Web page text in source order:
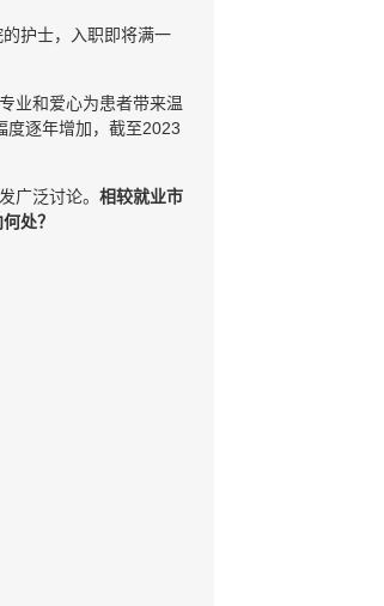
护士，入职即将满一
业和爱心为患者带来温
度逐年增加，截至2023
广泛讨论。 相较就业市
处？